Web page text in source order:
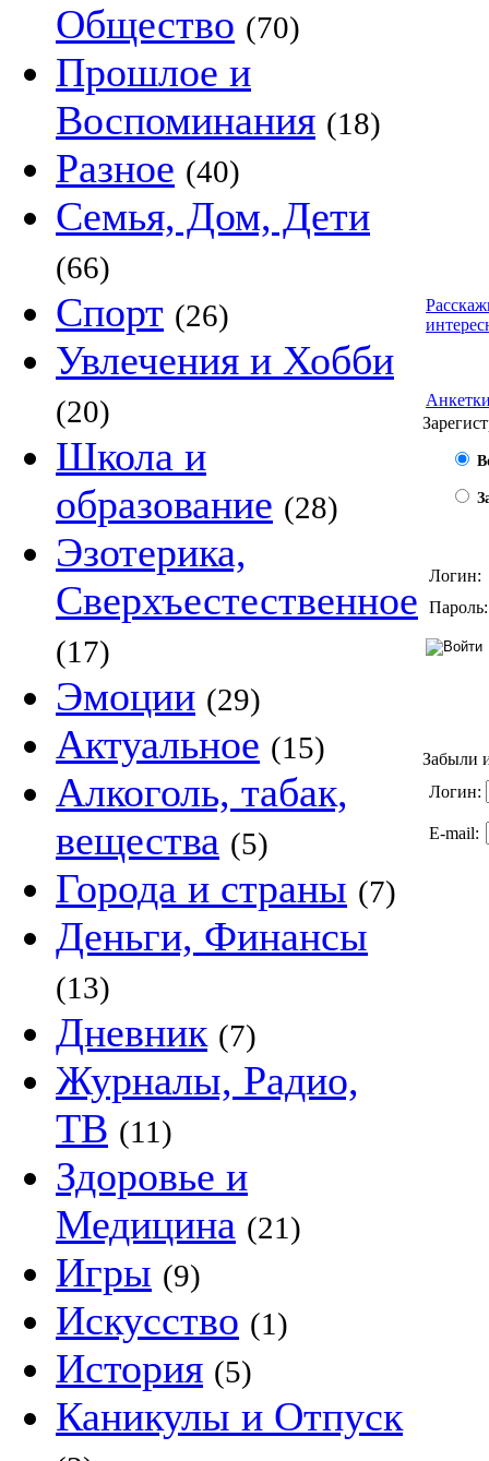
Общество (70)
Прошлое и
Воспоминания (18)
Разное (40)
Семья, Дом, Дети
(66)
Спорт (26)
Увлечения и Хобби
(20)
Школа и
образование (28)
Эзотерика,
Сверхъестественное
(17)
Эмоции (29)
Актуальное (15)
Алкоголь, табак,
вещества (5)
Города и страны (7)
Деньги, Финансы
(13)
Дневник (7)
Журналы, Радио,
ТВ (11)
Здоровье и
Медицина (21)
Игры (9)
Искусство (1)
История (5)
Каникулы и Отпуск
Логин:
Пароль:
Забыли
Логин:
E-mail: